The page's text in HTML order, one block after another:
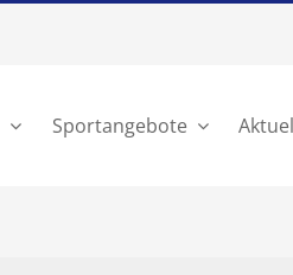
Sportangebote